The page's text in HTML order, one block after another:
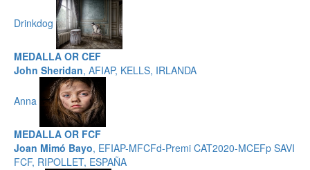
Drinkdog
MEDALLA OR CEF
John Sheridan, AFIAP, KELLS, IRLANDA
Anna
MEDALLA OR FCF
Joan Mimó Bayo, EFIAP-MFCFd-Premi CAT2020-MCEFp SAVI
FCF, RIPOLLET, ESPAÑA